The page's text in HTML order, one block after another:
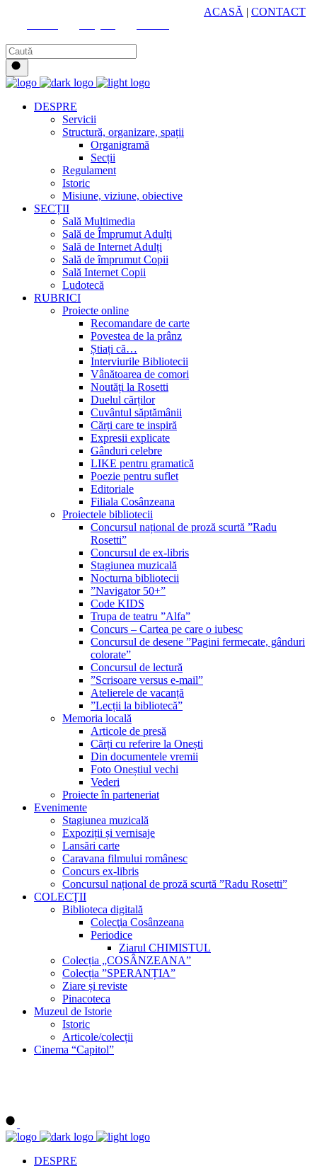
ACASĂ | CONTACT
DESPRE
Servicii
Structură, organizare, spații
Organigramă
Secții
Regulament
Istoric
Misiune, viziune, obiective
SECȚII
Sală Multimedia
Sală de Împrumut Adulți
Sală de Internet Adulți
Sală de împrumut Copii
Sală Internet Copii
Ludotecă
RUBRICI
Proiecte online
Recomandare de carte
Povestea de la prânz
Știați că…
Interviurile Bibliotecii
Vânătoarea de comori
Noutăți la Rosetti
Duelul cărților
Cuvântul săptămânii
Cărți care te inspiră
Expresii explicate
Gânduri celebre
LIKE pentru gramatică
Poezie pentru suflet
Editoriale
Filiala Cosânzeana
Proiectele bibliotecii
Concursul național de proză scurtă ”Radu
Rosetti”
Concursul de ex-libris
Stagiunea muzicală
Nocturna bibliotecii
”Navigator 50+”
Code KIDS
Trupa de teatru ”Alfa”
Concurs – Cartea pe care o iubesc
Concursul de desene ”Pagini fermecate, gânduri
colorate”
Concursul de lectură
”Scrisoare versus e-mail”
Atelierele de vacanță
”Lecții la bibliotecă”
Memoria locală
Articole de presă
Cărți cu referire la Onești
Din documentele vremii
Foto Oneștiul vechi
Vederi
Proiecte în parteneriat
Evenimente
Stagiunea muzicală
Expoziții și vernisaje
Lansări carte
Caravana filmului românesc
Concurs ex-libris
Concursul național de proză scurtă ”Radu Rosetti”
COLECŢII
Biblioteca digitală
Colecţia Cosânzeana
Periodice
Ziarul CHIMISTUL
Colecția „COSÂNZEANA”
Colecția ”SPERANȚIA”
Ziare și reviste
Pinacoteca
Muzeul de Istorie
Istoric
Articole/colecții
Cinema “Capitol”
DESPRE